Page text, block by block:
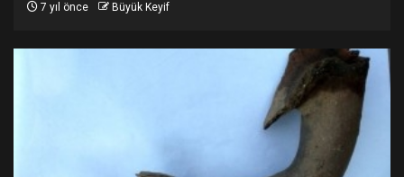
7 yıl önce Büyük Keyif